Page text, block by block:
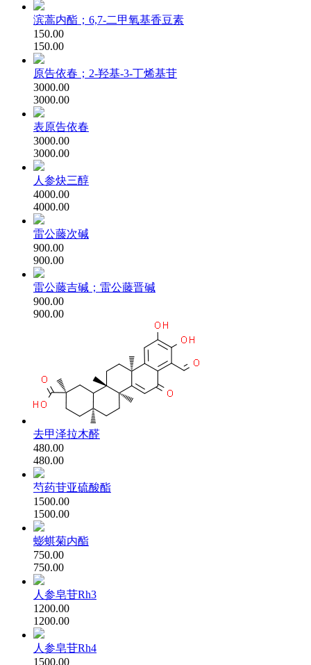
滨蒿内酯；6,7-二甲氧基香豆素
150.00
150.00
原告依春；2-羟基-3-丁烯基苷
3000.00
3000.00
表原告依春
3000.00
3000.00
人参炔三醇
4000.00
4000.00
雷公藤次碱
900.00
900.00
雷公藤吉碱；雷公藤晋碱
900.00
900.00
去甲泽拉木醛
480.00
480.00
芍药苷亚硫酸酯
1500.00
1500.00
蟛蜞菊内酯
750.00
750.00
人参皂苷Rh3
1200.00
1200.00
人参皂苷Rh4
1500.00